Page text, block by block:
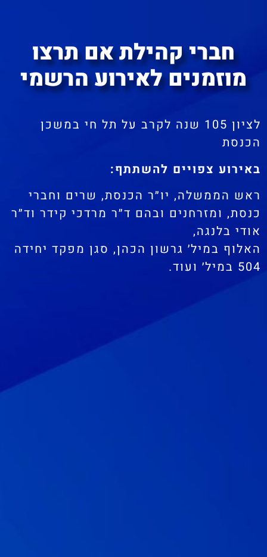
חברי קהילת אם תרצו
מוזמנים לאירוע הרשמי
לציון 105 שנה לקרב על תל חי במשכן
הכנסת
באירוע צפויים להשתתף:
ראש הממשלה, יו״ר הכנסת, שרים וחברי
כנסת, ומזרחנים ובהם ד״ר מרדכי קידר וד״ר
אודי בלנגה,
האלוף במיל׳ גרשון הכהן, סגן מפקד יחידה
504 במיל׳ ועוד.